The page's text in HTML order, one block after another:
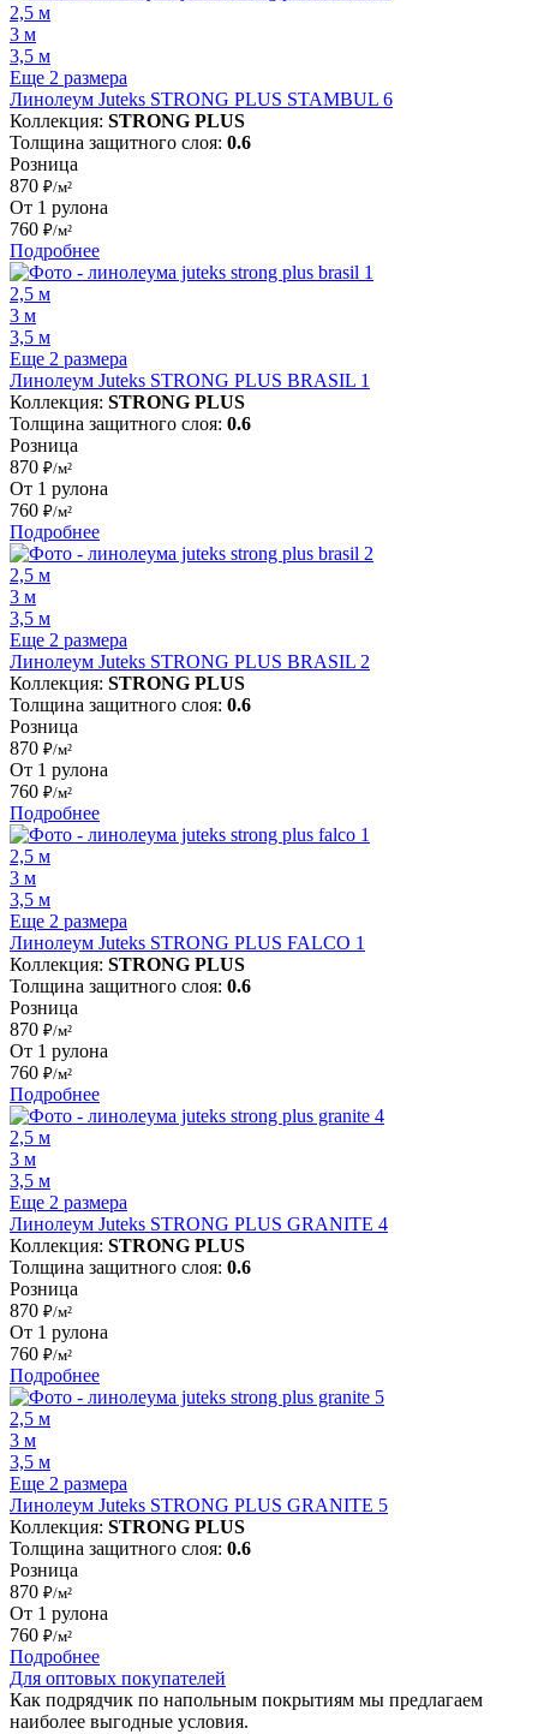
2,5 м
3 м
3,5 м
Еще 2 размера
Линолеум Juteks STRONG PLUS STAMBUL 6
Коллекция: STRONG PLUS
Толщина защитного слоя: 0.6
Розница
870 ₽/м²
От 1 рулона
760 ₽/м²
Подробнее
2,5 м
3 м
3,5 м
Еще 2 размера
Линолеум Juteks STRONG PLUS BRASIL 1
Коллекция: STRONG PLUS
Толщина защитного слоя: 0.6
Розница
870 ₽/м²
От 1 рулона
760 ₽/м²
Подробнее
2,5 м
3 м
3,5 м
Еще 2 размера
Линолеум Juteks STRONG PLUS BRASIL 2
Коллекция: STRONG PLUS
Толщина защитного слоя: 0.6
Розница
870 ₽/м²
От 1 рулона
760 ₽/м²
Подробнее
2,5 м
3 м
3,5 м
Еще 2 размера
Линолеум Juteks STRONG PLUS FALCO 1
Коллекция: STRONG PLUS
Толщина защитного слоя: 0.6
Розница
870 ₽/м²
От 1 рулона
760 ₽/м²
Подробнее
2,5 м
3 м
3,5 м
Еще 2 размера
Линолеум Juteks STRONG PLUS GRANITE 4
Коллекция: STRONG PLUS
Толщина защитного слоя: 0.6
Розница
870 ₽/м²
От 1 рулона
760 ₽/м²
Подробнее
2,5 м
3 м
3,5 м
Еще 2 размера
Линолеум Juteks STRONG PLUS GRANITE 5
Коллекция: STRONG PLUS
Толщина защитного слоя: 0.6
Розница
870 ₽/м²
От 1 рулона
760 ₽/м²
Подробнее
Для оптовых покупателей
Как подрядчик по напольным покрытиям мы предлагаем
наиболее выгодные условия.